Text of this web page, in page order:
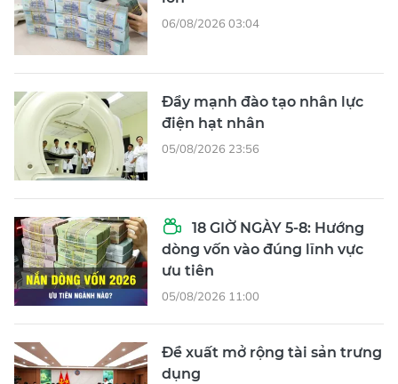
06/08/2026 03:04
Đẩy mạnh đào tạo nhân lực
điện hạt nhân
05/08/2026 23:56
18 GIỜ NGÀY 5-8: Hướng
dòng vốn vào đúng lĩnh vực
ưu tiên
05/08/2026 11:00
Đề xuất mở rộng tài sản trưng
dụng